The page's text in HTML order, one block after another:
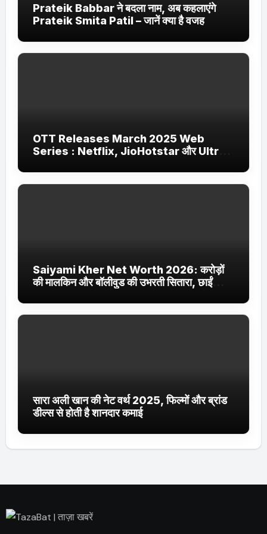
Prateik Babbar ने बदला नाम, अब कहलाएंगे
Prateik Smita Patil – जानें क्या है वजह
OTT Releases March 2025 Web
Series : Netflix, JioHotstar और Ultra
Saiyami Kher Net Worth 2026: करोड़ों
की मालकिन और बॉलीवुड की उभरती सितारा, छाईं
सारा अली खान की नेट वर्थ 2025, फिल्मों और ब्रांड
डील्स से होती है शानदार कमाई